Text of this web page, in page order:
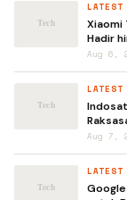
LATEST
Xiaomi
Hadir
Aug 6,
LATEST
Aug 7,
LATEST